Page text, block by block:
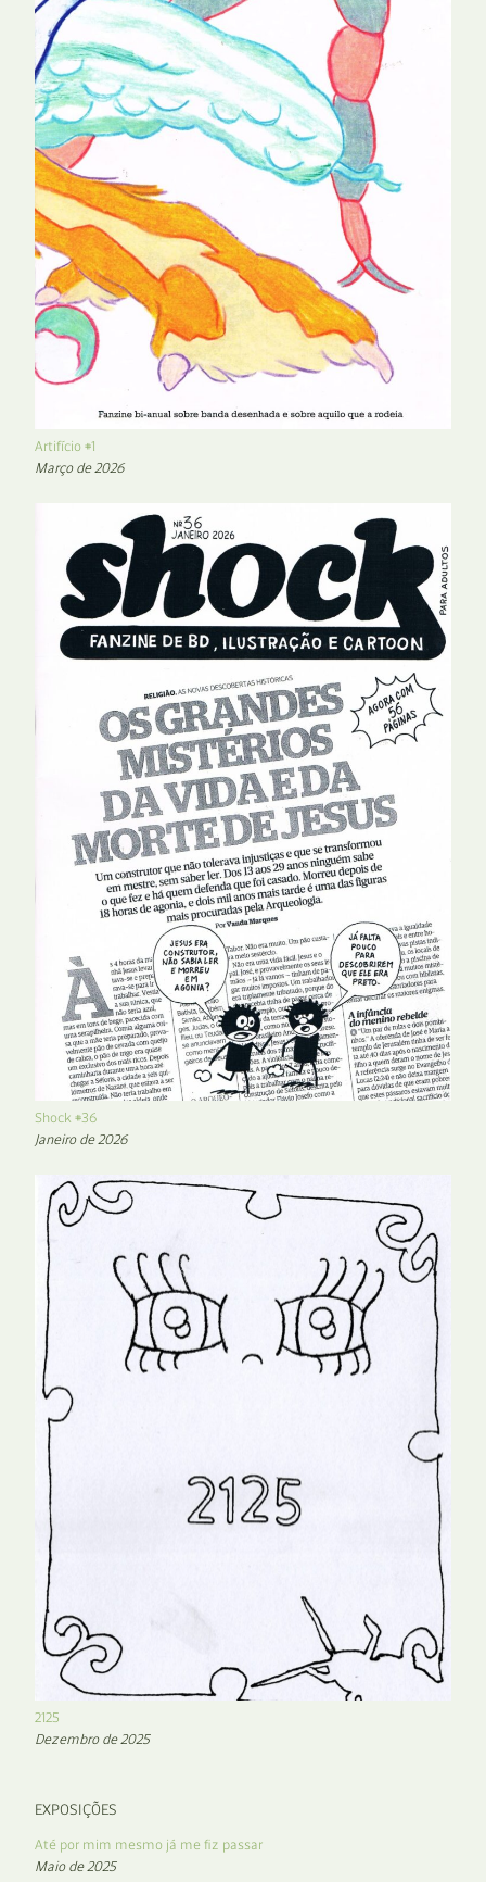
Artifício #1
Março de 2026
Shock #36
Janeiro de 2026
2125
Dezembro de 2025
EXPOSIÇÕES
Até por mim mesmo já me fiz passar
Maio de 2025